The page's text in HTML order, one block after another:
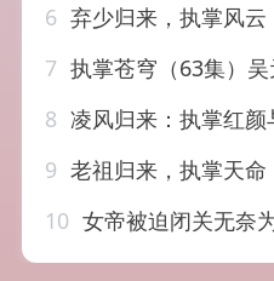
6 弃少归来，执掌风云
7 执掌苍穹（63集）
8 凌风归来：执掌红颜与
9 老祖归来，执掌天
10 女帝被迫闭关无奈为她执